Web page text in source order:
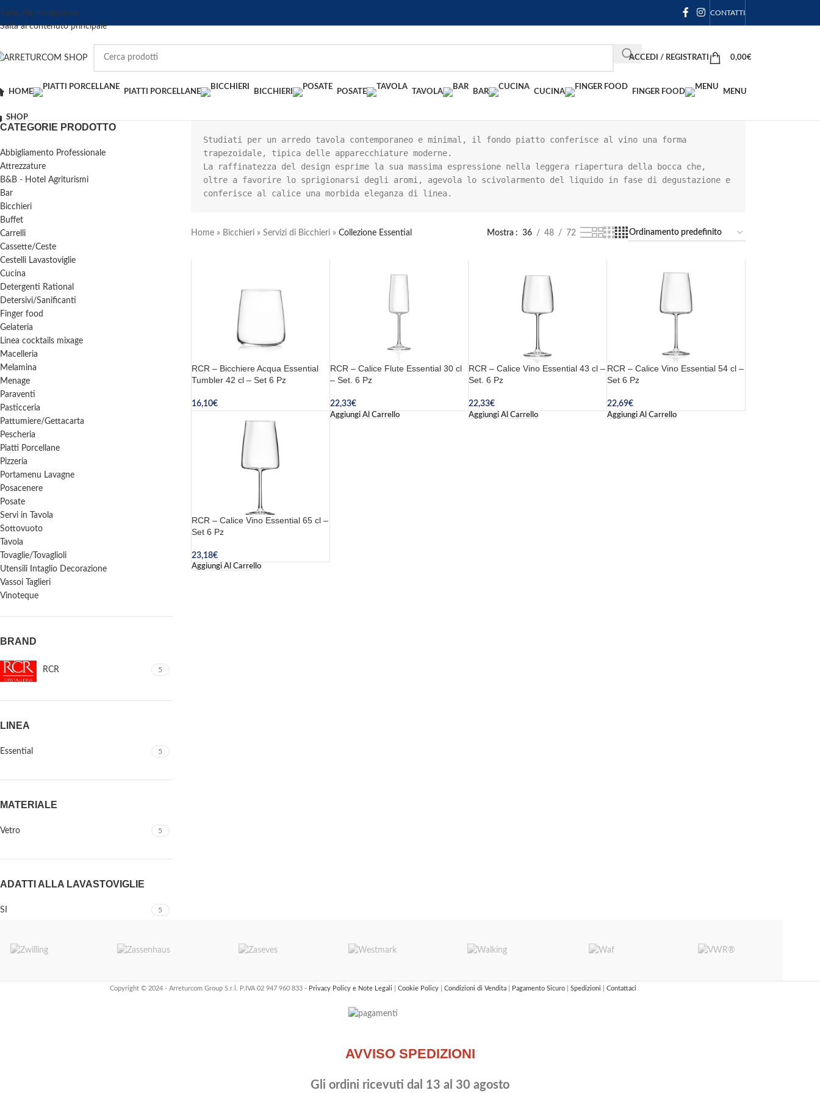
Salta alla navigazione
Salta al contenuto principale
CONTATTI
ACCEDI / REGISTRATI 0,00€
HOME PIATTI PORCELLANE BICCHIERI POSATE TAVOLA BAR CUCINA FINGER FOOD MENU
SHOP
CATEGORIE PRODOTTO
Abbigliamento Professionale
Attrezzature
B&B - Hotel Agriturismi
Bar
Bicchieri
Buffet
Carrelli
Cassette/Ceste
Cestelli Lavastoviglie
Cucina
Detergenti Rational
Detersivi/Sanificanti
Finger food
Gelateria
Linea cocktails mixage
Macelleria
Melamina
Menage
Paraventi
Pasticceria
Pattumiere/Gettacarta
Pescheria
Piatti Porcellane
Pizzeria
Portamenu Lavagne
Posacenere
Posate
Servi in Tavola
Sottovuoto
Tavola
Tovaglie/Tovaglioli
Utensili Intaglio Decorazione
Vassoi Taglieri
Vinoteque
BRAND
RCR 5
LINEA
Essential 5
MATERIALE
Vetro 5
ADATTI ALLA LAVASTOVIGLIE
SI 5
Studiati per un arredo tavola contemporaneo e minimal, il fondo piatto conferisce al vino una forma
trapezoidale, tipica delle apparecchiature moderne.
La raffinatezza del design esprime la sua massima espressione nella leggera riapertura della bocca che,
oltre a favorire lo sprigionarsi degli aromi, agevola lo scivolarmento del liquido in fase di degustazione e
conferisce al calice una morbida eleganza di linea.
Home» Bicchieri» Servizi di Bicchieri» Collezione Essential Mostra 36 48 72
RCR – Bicchiere Acqua Essential
Tumbler 42 cl – Set 6 Pz
16,10€
RCR – Calice Flute Essential 30 cl
– Set. 6 Pz
22,33€
Aggiungi Al Carrello
RCR – Calice Vino Essential 43 cl –
Set. 6 Pz
22,33€
Aggiungi Al Carrello
RCR – Calice Vino Essential 54 cl –
Set 6 Pz
22,69€
Aggiungi Al Carrello
RCR – Calice Vino Essential 65 cl –
Set 6 Pz
23,18€
Aggiungi Al Carrello
Copyright © 2024 - Arreturcom Group S.r.l. P.IVA 02 947 960 833 - Privacy Policy e Note Legali Cookie Policy Condizioni di Vendita Pagamento Sicuro Spedizioni Contattaci
AVVISO SPEDIZIONI
Gli ordini ricevuti dal 13 al 30 agosto